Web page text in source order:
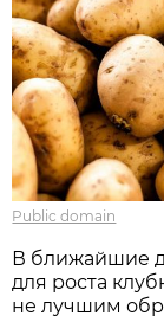
Public domain
В ближайшие
для роста
не лучшим